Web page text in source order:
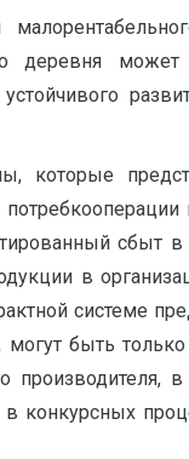
деревня
которые
сбыт
в
системе
быть
производителя,
конкурсных